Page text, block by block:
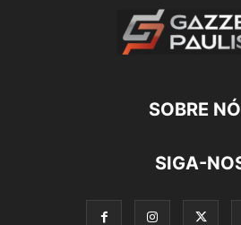
SOBRE
SIGA-